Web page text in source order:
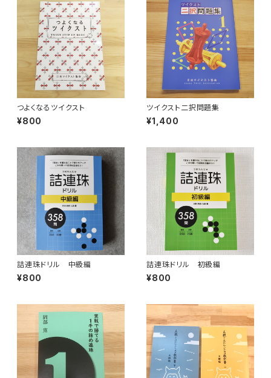
つよくなるツイクスト
¥800
ツイクスト二択問題集
¥1,400
詰連珠ドリル 中級編
¥800
詰連珠ドリル 初級編
¥800